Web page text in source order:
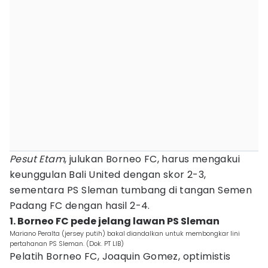
Pesut Etam, julukan Borneo FC, harus mengakui
keunggulan Bali United dengan skor 2-3,
sementara PS Sleman tumbang di tangan Semen
Padang FC dengan hasil 2-4.
1. Borneo FC pede jelang lawan PS Sleman
Mariano Peralta (jersey putih) bakal diandalkan untuk membongkar lini
pertahanan PS Sleman. (Dok. PT LIB)
Pelatih Borneo FC, Joaquin Gomez, optimistis